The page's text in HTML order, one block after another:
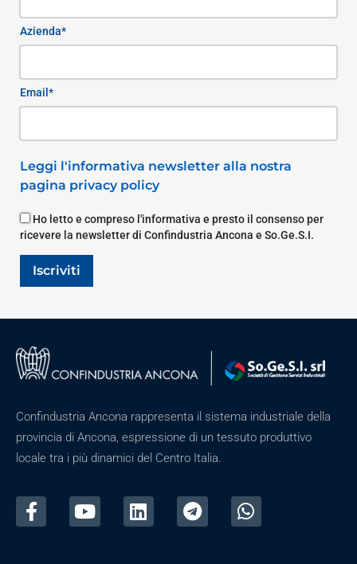
Azienda*
Email*
Leggi l'informativa newsletter alla nostra
pagina privacy policy
Ho letto e compreso l'informativa e presto il consenso per
ricevere la newsletter di Confindustria Ancona e So.Ge.S.I.
Iscriviti
Confindustria Ancona rappresenta il sistema industriale della
provincia di Ancona, espressione di un tessuto produttivo
locale tra i più dinamici del Centro Italia.